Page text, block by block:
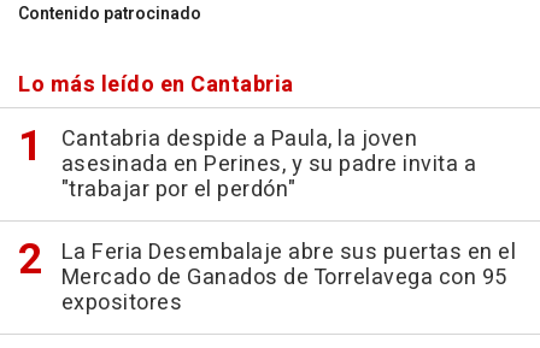
Contenido patrocinado
Lo más leído en Cantabria
Cantabria despide a Paula, la joven
asesinada en Perines, y su padre invita a
"trabajar por el perdón"
La Feria Desembalaje abre sus puertas en el
Mercado de Ganados de Torrelavega con 95
expositores